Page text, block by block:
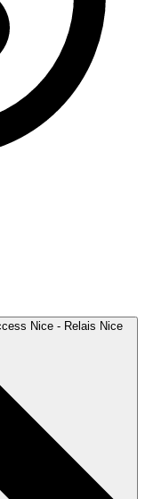
Nice - Relais Nice